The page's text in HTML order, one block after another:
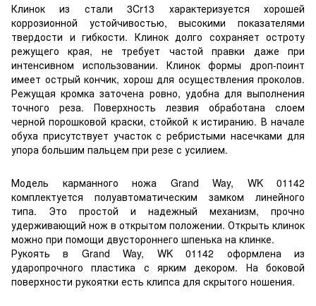
Клинок из стали 3Cr13 характеризуется хорошей
коррозионной устойчивостью, высокими показателями
твердости и гибкости. Клинок долго сохраняет остроту
режущего края, не требует частой правки даже при
интенсивном использовании. Клинок формы дроп-поинт
имеет острый кончик, хорош для осуществления проколов.
Режущая кромка заточена ровно, удобна для выполнения
точного реза. Поверхность лезвия обработана слоем
черной порошковой краски, стойкой к истиранию. В начале
обуха присутствует участок с ребристыми насечками для
упора большим пальцем при резе с усилием.
Модель карманного ножа Grand Way, WK 01142
комплектуется полуавтоматическим замком линейного
типа. Это простой и надежный механизм, прочно
удерживающий нож в открытом положении. Открыть клинок
можно при помощи двустороннего шпенька на клинке.
Рукоять в Grand Way, WK 01142 оформлена из
ударопрочного пластика с ярким декором. На боковой
поверхности рукоятки есть клипса для скрытого ношения.